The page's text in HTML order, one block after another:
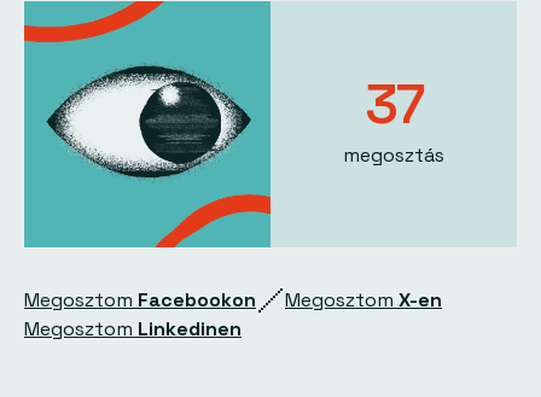
37
megosztás
Megosztom Facebookon Megosztom X-en
Megosztom Linkedinen